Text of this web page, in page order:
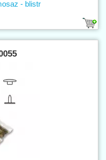
- blistr